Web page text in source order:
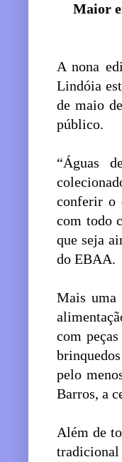
Maior
A nona
Lindóia
de maio
público.
“Águas
conferir o
com todo
que seja
do EBAA.
Mais uma
com
pelo
Barros, a
Além de
tradicional